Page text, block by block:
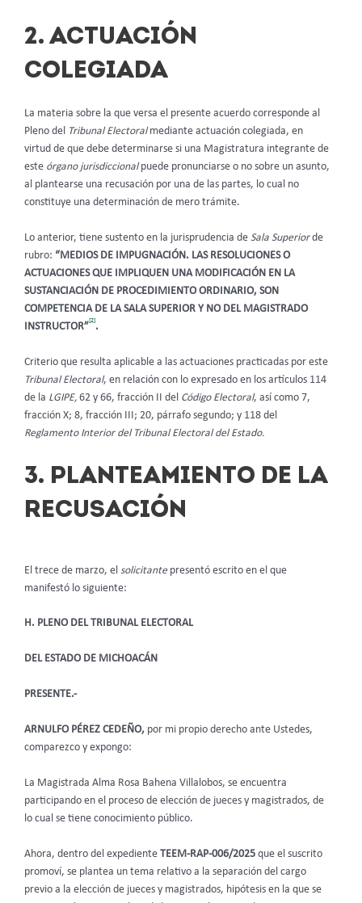
2. ACTUACIÓN
COLEGIADA
La materia sobre la que versa el presente acuerdo corresponde al
Pleno del
Tribunal Electoralmediante actuación colegiada, en
virtud de que debe determinarse si una Magistratura integrante de
este órgano jurisdiccionalpuede pronunciarse o no sobre un asunto,
al plantearse una recusación por una de las partes, lo cual no
constituye una determinación de mero trámite.
Lo anterior, tiene sustento en la jurisprudencia de Sala Superiorde
rubro: “MEDIOS DE IMPUGNACIÓN. LAS RESOLUCIONES O
ACTUACIONES QUE IMPLIQUEN UNA MODIFICACIÓN EN LA
SUSTANCIACIÓN DE PROCEDIMIENTO ORDINARIO, SON
COMPETENCIA DE LA SALA SUPERIOR Y NO DEL MAGISTRADO
INSTRUCTOR”
[2]
.
Criterio que resulta aplicable a las actuaciones practicadas por este
Tribunal Electoral, en relación con lo expresado en los artículos 114
de la LGIPE, 62 y 66, fracción II del Código Electoral, así como 7,
fracción X; 8, fracción III; 20, párrafo segundo; y 118 del
Reglamento Interior del Tribunal Electoral del Estado.
3. PLANTEAMIENTO DE LA
RECUSACIÓN
El trece de marzo, el solicitante presentó escrito en el que
manifestó lo siguiente:
H. PLENO DEL TRIBUNAL ELECTORAL
DEL ESTADO DE MICHOACÁN
PRESENTE.-
ARNULFO PÉREZ CEDEÑO, por mi propio derecho ante Ustedes,
comparezco y expongo:
La Magistrada Alma Rosa Bahena Villalobos, se encuentra
participando en el proceso de elección de jueces y magistrados, de
lo cual se tiene conocimiento público.
Ahora, dentro del expediente TEEM-RAP-006/2025 que el suscrito
promoví, se plantea un tema relativo a la separación del cargo
previo a la elección de jueces y magistrados, hipótesis en la que se